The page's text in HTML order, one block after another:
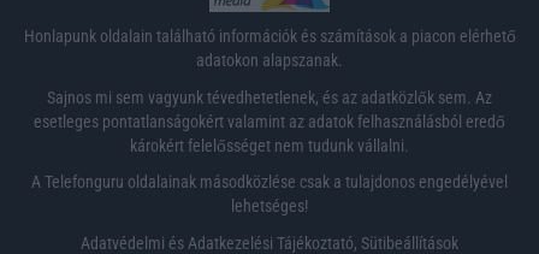
Honlapunk oldalain található információk és számítások a piacon elérhető
adatokon alapszanak.
Sajnos mi sem vagyunk tévedhetetlenek, és az adatközlők sem. Az
esetleges pontatlanságokért valamint az adatok felhasználásból eredő
károkért felelősséget nem tudunk vállalni.
A Telefonguru oldalainak másodközlése csak a tulajdonos engedélyével
lehetséges!
Adatvédelmi és Adatkezelési Tájékoztató, Sütibeállítások